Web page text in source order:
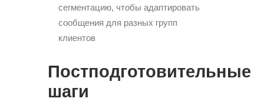
сегментацию, чтобы адаптировать
сообщения для разных групп
клиентов
Постподготовительные
шаги